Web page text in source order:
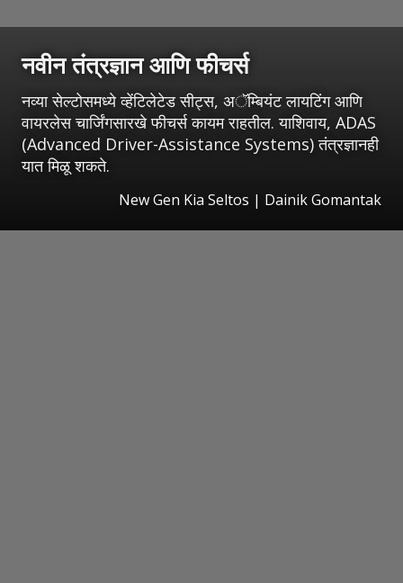
नवीन तंत्रज्ञान आणि फीचर्स
नव्या सेल्टोसमध्ये व्हेंटिलेटेड सीट्स, अॅम्बियंट लायटिंग आणि
वायरलेस चार्जिंगसारखे फीचर्स कायम राहतील. याशिवाय, ADAS
(Advanced Driver-Assistance Systems) तंत्रज्ञानही
यात मिळू शकते.
New Gen Kia Seltos | Dainik Gomantak